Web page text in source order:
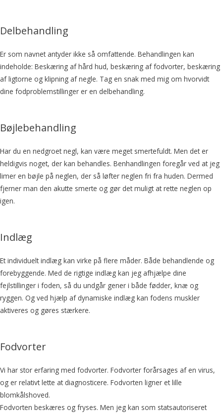
Delbehandling
Er som navnet antyder ikke så omfattende. Behandlingen kan
indeholde: Beskæring af hård hud, beskæring af fodvorter, beskæring
af ligtorne og klipning af negle. Tag en snak med mig om hvorvidt
dine fodproblemstillinger er en delbehandling.
Bøjlebehandling
Har du en nedgroet negl, kan være meget smertefuldt. Men det er
heldigvis noget, der kan behandles. Benhandlingen foregår ved at jeg
limer en bøjle på neglen, der så løfter neglen fri fra huden. Dermed
fjerner man den akutte smerte og gør det muligt at rette neglen op
igen.
Indlæg
Et individuelt indlæg kan virke på flere måder. Både behandlende og
forebyggende. Med de rigtige indlæg kan jeg afhjælpe dine
fejlstillinger i foden, så du undgår gener i både fødder, knæ og
ryggen. Og ved hjælp af dynamiske indlæg kan fodens muskler
aktiveres og gøres stærkere.
Fodvorter
Vi har stor erfaring med fodvorter. Fodvorter forårsages af en virus,
og er relativt lette at diagnosticere. Fodvorten ligner et lille
blomkålshoved.
Fodvorten beskæres og fryses. Men jeg kan som statsautoriseret